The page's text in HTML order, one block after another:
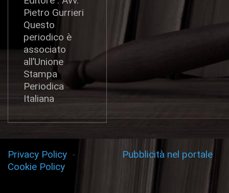
Pietro Gurrieri
Questo
periodico è
associato
all’Unione
Stampa
Periodica
Italiana
Privacy Policy -
Cookie Policy
Pubblicità nel portale